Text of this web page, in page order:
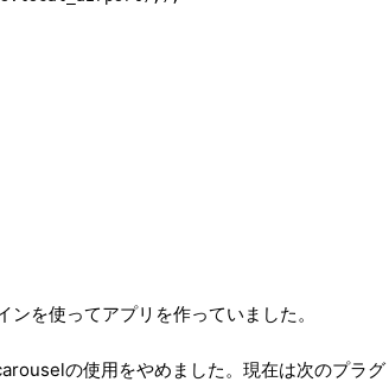
を使ってアプリを作っていました。
の使用をやめました。現在は次のプラグ